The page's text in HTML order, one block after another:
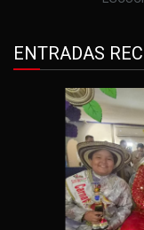
ENTRADAS